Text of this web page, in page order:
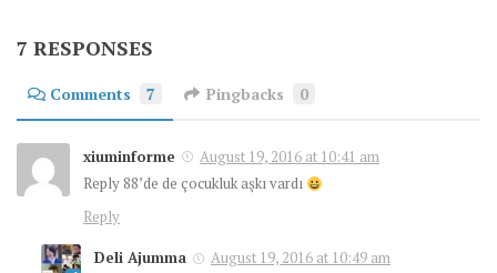
7 RESPONSES
Comments 7 Pingbacks 0
xiuminforme
August 19, 2016 at 10:41 am
Reply 88’de de çocukluk aşkı vardı
Reply
Deli Ajumma
August 19, 2016 at 10:49 am